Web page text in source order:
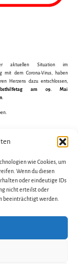
wie Cookies, um
Wenn du diesen
oder eindeutige IDs
nicht erteilst oder
beeinträchtigt werden.
aktuellen Situation im
mit dem Corona-Virus, haben
Herzens dazu entschlossen,
am 09. Mai
.